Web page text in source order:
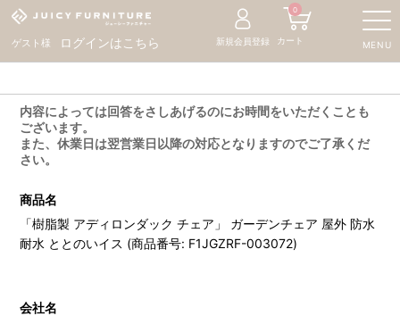
ゲスト様 ログインはこちら MENU
新規会員登録 カート
0
内容によっては回答をさしあげるのにお時間をいただくことも
ございます。
また、休業日は翌営業日以降の対応となりますのでご了承くだ
さい。
商品名
「樹脂製 アディロンダック チェア」 ガーデンチェア 屋外 防水
耐水 ととのいイス (商品番号: F1JGZRF-003072)
会社名